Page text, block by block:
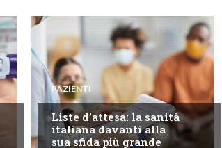
PAZIENTI
Liste d’attesa: la sanità
italiana davanti alla
sua sfida più grande